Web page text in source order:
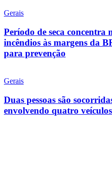
Gerais
Período de seca concentra
incêndios às margens da
para prevenção
Gerais
Duas pessoas são
envolvendo quatro